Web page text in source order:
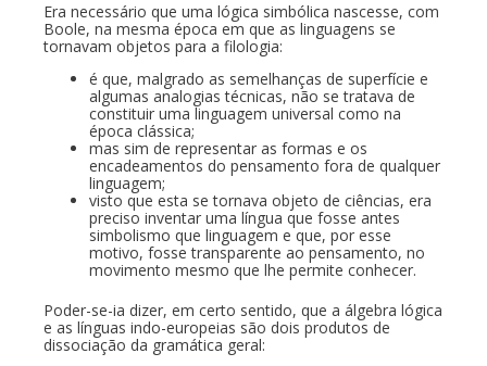
Era necessário que uma lógica simbólica nascesse, com
Boole, na mesma época em que as linguagens se
tornavam objetos para a filologia:
é que, malgrado as semelhanças de superfície e
algumas analogias técnicas, não se tratava de
constituir uma linguagem universal como na
época clássica;
mas sim de representar as formas e os
encadeamentos do pensamento fora de qualquer
linguagem;
visto que esta se tornava objeto de ciências, era
preciso inventar uma língua que fosse antes
simbolismo que linguagem e que, por esse
motivo, fosse transparente ao pensamento, no
movimento mesmo que lhe permite conhecer.
Poder-se-ia dizer, em certo sentido, que a álgebra lógica
e as línguas indo-europeias são dois produtos de
dissociação da gramática geral: